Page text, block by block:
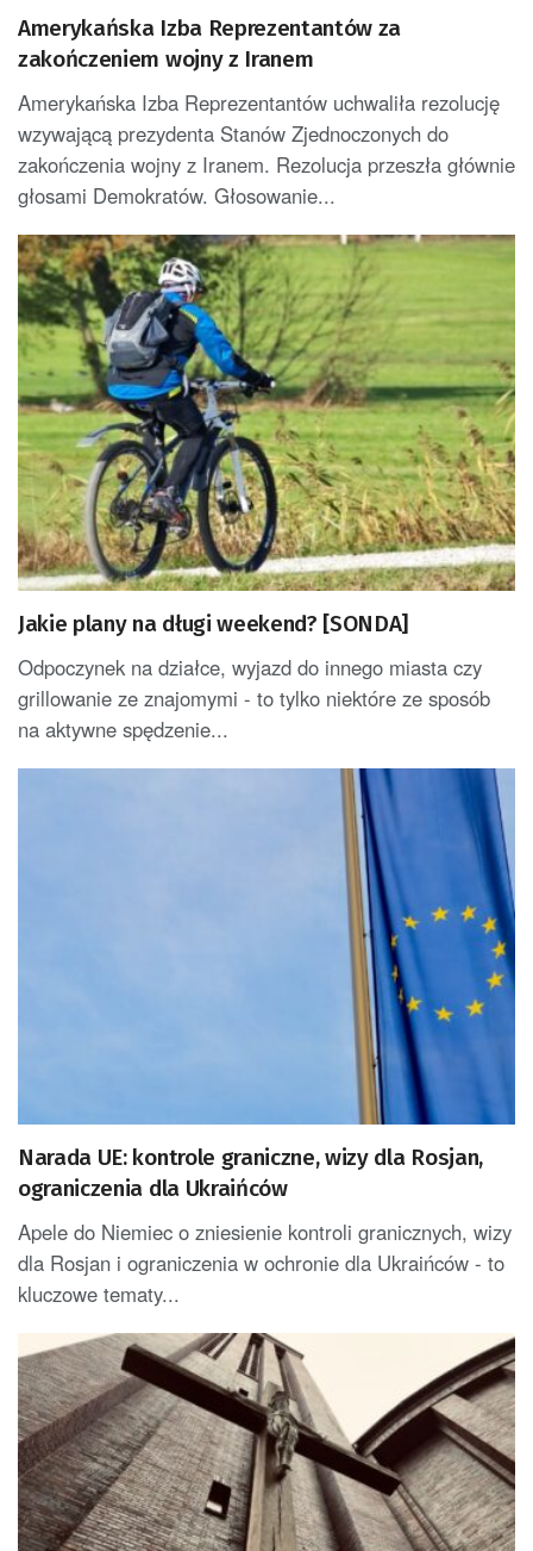
Amerykańska Izba Reprezentantów za
zakończeniem wojny z Iranem
Amerykańska Izba Reprezentantów uchwaliła rezolucję
wzywającą prezydenta Stanów Zjednoczonych do
zakończenia wojny z Iranem. Rezolucja przeszła głównie
głosami Demokratów. Głosowanie...
Jakie plany na długi weekend? [SONDA]
Odpoczynek na działce, wyjazd do innego miasta czy
grillowanie ze znajomymi - to tylko niektóre ze sposób
na aktywne spędzenie...
Narada UE: kontrole graniczne, wizy dla Rosjan,
ograniczenia dla Ukraińców
Apele do Niemiec o zniesienie kontroli granicznych, wizy
dla Rosjan i ograniczenia w ochronie dla Ukraińców - to
kluczowe tematy...